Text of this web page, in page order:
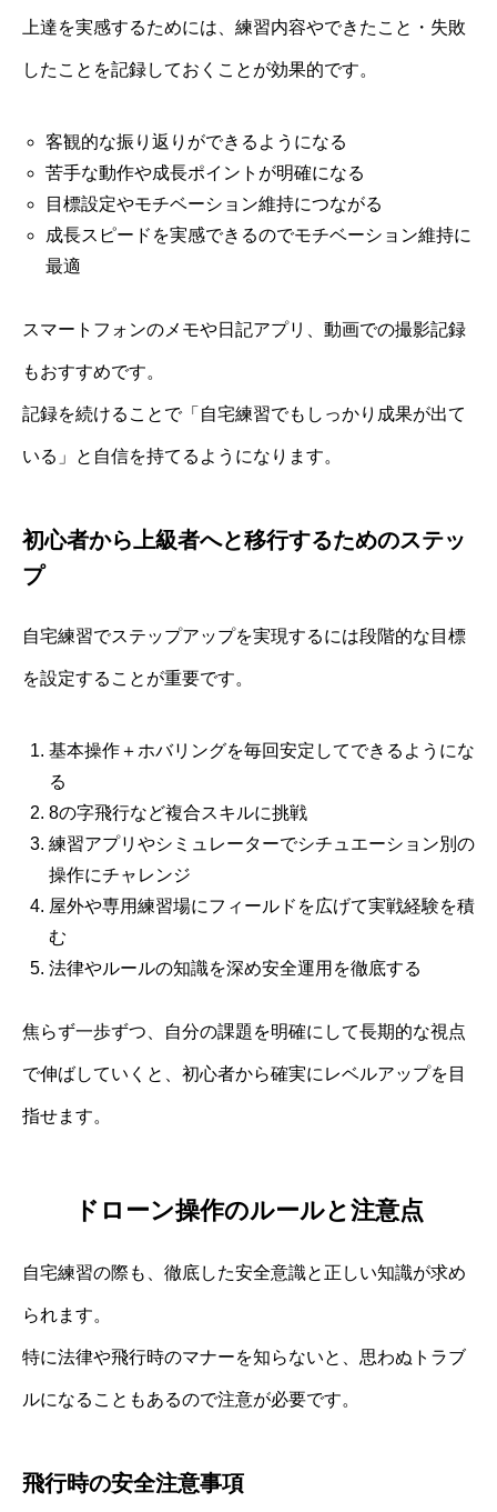
上達を実感するためには、練習内容やできたこと・失敗
したことを記録しておくことが効果的です。
客観的な振り返りができるようになる
苦手な動作や成長ポイントが明確になる
目標設定やモチベーション維持につながる
成長スピードを実感できるのでモチベーション維持に
最適
スマートフォンのメモや日記アプリ、動画での撮影記録
もおすすめです。
記録を続けることで「自宅練習でもしっかり成果が出て
いる」と自信を持てるようになります。
初心者から上級者へと移行するためのステッ
プ
自宅練習でステップアップを実現するには段階的な目標
を設定することが重要です。
基本操作＋ホバリングを毎回安定してできるようにな
る
8の字飛行など複合スキルに挑戦
練習アプリやシミュレーターでシチュエーション別の
操作にチャレンジ
屋外や専用練習場にフィールドを広げて実戦経験を積
む
法律やルールの知識を深め安全運用を徹底する
焦らず一歩ずつ、自分の課題を明確にして長期的な視点
で伸ばしていくと、初心者から確実にレベルアップを目
指せます。
ドローン操作のルールと注意点
自宅練習の際も、徹底した安全意識と正しい知識が求め
られます。
特に法律や飛行時のマナーを知らないと、思わぬトラブ
ルになることもあるので注意が必要です。
飛行時の安全注意事項